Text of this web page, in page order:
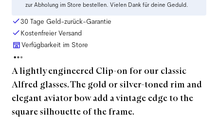
zur Abholung im Store bestellen. Vielen Dank für deine Geduld.
30 Tage Geld-zurück-Garantie
Kostenfreier Versand
Verfügbarkeit im Store
A lightly engineered Clip-on for our classic
Alfred glasses. The gold or silver-toned rim and
elegant aviator bow add a vintage edge to the
square silhouette of the frame.